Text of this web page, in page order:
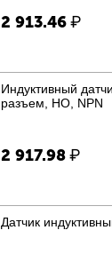
2 913.46₽
Индуктивный
разъем, НО, NPN
2 917.98₽
Датчик